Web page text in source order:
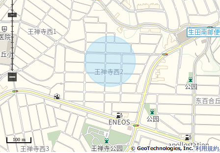
○ AEON STYLE上麻生、步行14分(约1090m)
○ 全家便利店王禅寺西商店、步行5分(约400m)
○ 王禅寺公园、步行6分(约430m)
○ 王禅寺公园诊所、步行5分(约400m)
○ WELPARK川崎王禅寺商店、步行10分(约800m)
○ 川崎生田南邮局、步行5分(约380m)
○ 南百合丘小学、步行7分(约490m)
○ 长泽中学、步行13分(约1000m)
利用規約
100 m
−